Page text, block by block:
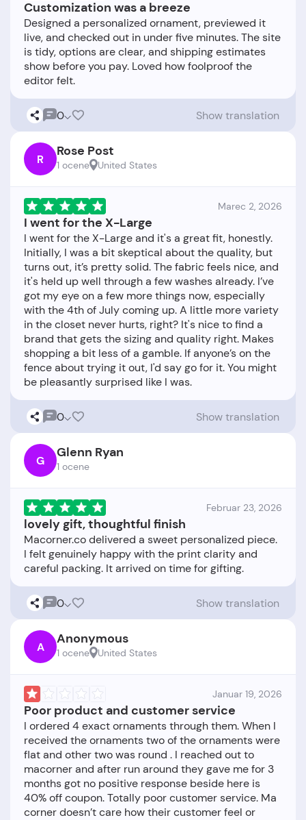
Customization was a breeze
Designed a personalized ornament, previewed it
live, and checked out in under five minutes. The site
is tidy, options are clear, and shipping estimates
show before you pay. Loved how foolproof the
0 Show translation
R Rose Post
1 ocene United States
Marec 2, 2026
I went for the X-Large
I went for the X-Large and it's a great fit, honestly.
Initially, I was a bit skeptical about the quality, but
turns out, it’s pretty solid. The fabric feels nice, and
it's held up well through a few washes already. I’ve
got my eye on a few more things now, especially
with the 4th of July coming up. A little more variety
in the closet never hurts, right? It's nice to find a
brand that gets the sizing and quality right. Makes
shopping a bit less of a gamble. If anyone’s on the
fence about trying it out, I'd say go for it. You might
0 Show translation
G Glenn Ryan
1 ocene
Februar 23, 2026
lovely gift, thoughtful finish
Macorner.co delivered a sweet personalized piece.
I felt genuinely happy with the print clarity and
0 Show translation
A Anonymous
1 ocene United States
Januar 19, 2026
Poor product and customer service
I ordered 4 exact ornaments through them. When I
received the ornaments two of the ornaments were
flat and other two was round . I reached out to
macorner and after run around they gave me for 3
months got no positive response beside here is
40% off coupon. Totally poor customer service. Ma
corner doesn’t care how their customer feel or